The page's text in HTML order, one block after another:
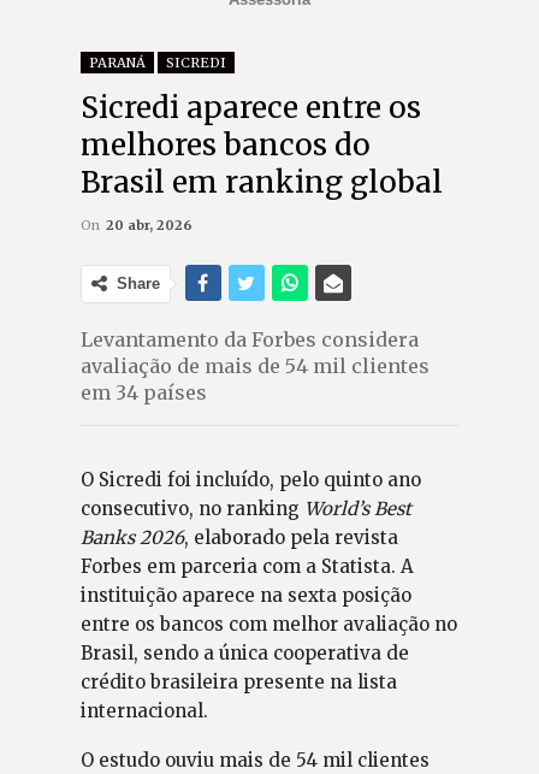
PARANÁ SICREDI
Sicredi aparece entre os
melhores bancos do
Brasil em ranking global
On 20 abr, 2026
Share
Levantamento da Forbes considera
avaliação de mais de 54 mil clientes
em 34 países
O Sicredi foi incluído, pelo quinto ano
consecutivo, no ranking World’s Best
Banks 2026, elaborado pela revista
Forbes em parceria com a Statista. A
instituição aparece na sexta posição
entre os bancos com melhor avaliação no
Brasil, sendo a única cooperativa de
crédito brasileira presente na lista
internacional.
O estudo ouviu mais de 54 mil clientes